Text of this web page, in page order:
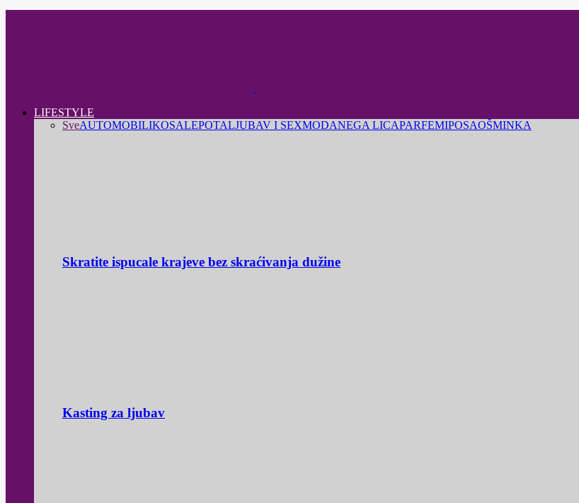
LIFESTYLE
SveAUTOMOBILIKOSALEPOTALJUBAV I SEXMODANEGA LICAPARFEMIPOSAOŠMINKA
Skratite ispucale krajeve bez skraćivanja dužine
Kasting za ljubav